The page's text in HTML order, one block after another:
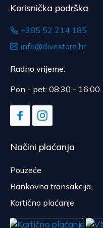
Korisnička podrška
+385 52 214 185
info@divestore.hr
Radno vrijeme:
Pon - pet: 08:30 - 16:00
Načini plaćanja
Pouzeće
Bankovna transakcija
Kartično plaćanje